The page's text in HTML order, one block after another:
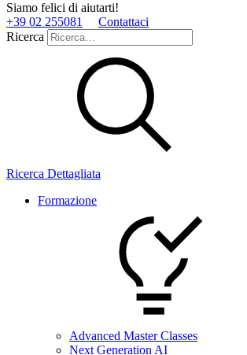
Siamo felici di aiutarti!
+39 02 255081
Contattaci
Ricerca
Ricerca Dettagliata
Formazione
Advanced Master Classes
Next Generation AI